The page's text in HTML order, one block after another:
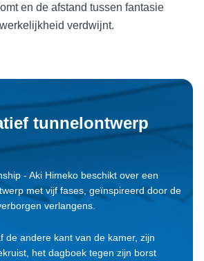
en de afstand tussen fantasie
verdwijnt.
tunnelontwerp
- Aki Himeko beschikt over een
met vijf fases, geïnspireerd door de
verlangens.
de andere kant van de kamer, zijn
het dagboek tegen zijn borst